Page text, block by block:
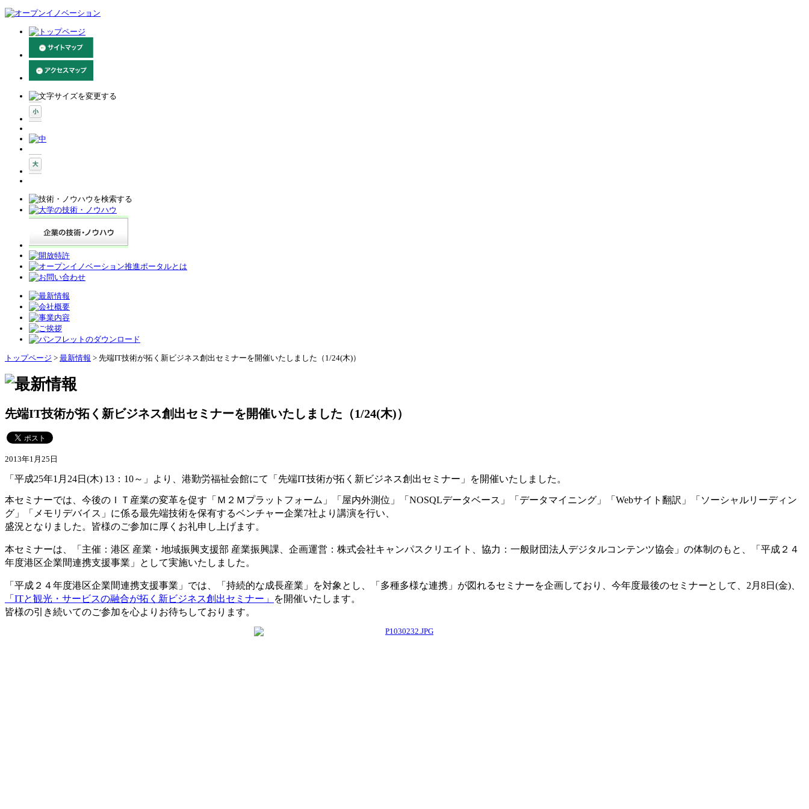
トップページ > 最新情報 > 先端IT技術が拓く新ビジネス創出セミナーを開催いたしました（1/24(木)）
先端IT技術が拓く新ビジネス創出セミナーを開催いたしました（1/24(木)）
2013年1月25日
「平成25年1月24日(木) 13：10～」より、港勤労福祉会館にて「先端IT技術が拓く新ビジネス創出セミナー」を開催いたしました。
本セミナーでは、 今後のＩＴ産業の変革を促す「Ｍ２Ｍプラットフォーム」「屋内外測位」「NOSQLデータベース」「データマイニング」「Webサイト翻訳」「ソーシャルリーディン
グ」「メモリデバイス」に係る最先端技術を保有するベンチャー企業7社より 講演を行い、
盛況となりました。皆様のご参加に厚くお礼申し上げます。
本セミナーは、「主催：港区 産業・地域振興支援部 産業振興課、企画運営：株式会社キャンパスクリエイト、協力：一般財団法人デジタルコンテンツ協会」の体制のもと、「平成２４
年度港区企業間連携支援事業」として実施いたしました。
「平成２４年度港区企業間連携支援事業」では、 「持続的な成長産業」を対象とし、「多種多様な連携」が図れるセミナーを企画しており、 今年度最後のセミナーとして、2月8日(金)、
「ITと観光・サービスの融合が拓く新ビジネス創出セミナー」
を開催いたします。
皆様の引き続いてのご参加を心よりお待ちしております。